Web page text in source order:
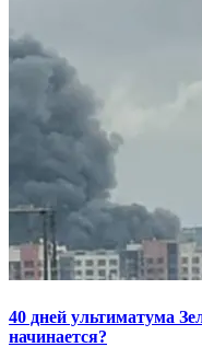
40 дней ультиматума
начинается?